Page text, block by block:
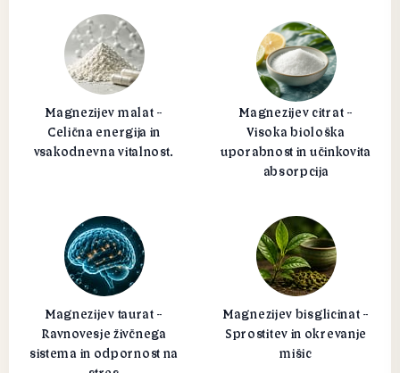
Magnezijev malat -
Celična energija in
vsakodnevna vitalnost.
Magnezijev citrat -
Visoka biološka
uporabnost in učinkovita
absorpcija
Magnezijev taurat -
Ravnovesje živčnega
sistema in odpornost na
Magnezijev bisglicinat -
Sprostitev in okrevanje
mišic